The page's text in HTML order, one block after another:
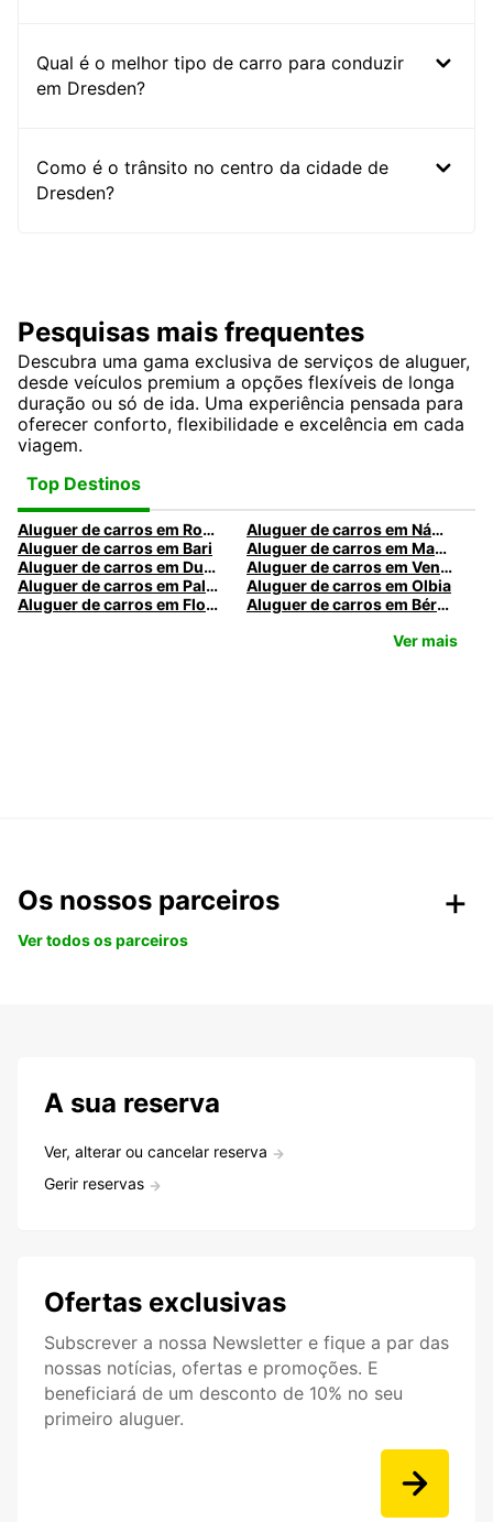
Qual é o melhor tipo de carro para conduzir
em Dresden?
Como é o trânsito no centro da cidade de
Dresden?
Pesquisas mais frequentes
Descubra uma gama exclusiva de serviços de aluguer,
desde veículos premium a opções flexíveis de longa
duração ou só de ida. Uma experiência pensada para
oferecer conforto, flexibilidade e excelência em cada
viagem.
Top Destinos
Aluguer de carros em Roma
Aluguer de carros em Nápoles
Aluguer de carros em Bari
Aluguer de carros em Madrid
Aluguer de carros em Dublin
Aluguer de carros em Veneza
Aluguer de carros em Palermo
Aluguer de carros em Olbia
Aluguer de carros em Florença
Aluguer de carros em Bérgamo
Ver mais
Os nossos parceiros
Ver todos os parceiros
A sua reserva
Ver, alterar ou cancelar reserva
Gerir reservas
Ofertas exclusivas
Subscrever a nossa Newsletter e fique a par das
nossas notícias, ofertas e promoções. E
beneficiará de um desconto de 10% no seu
primeiro aluguer.